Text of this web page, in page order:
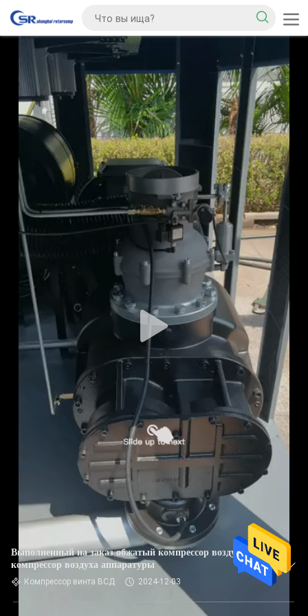
Выполненный на заказ обжатый компрессор воздуха,
компрессор воздуха аппаратуры
Компрессор винта ВСД 2024-12-03